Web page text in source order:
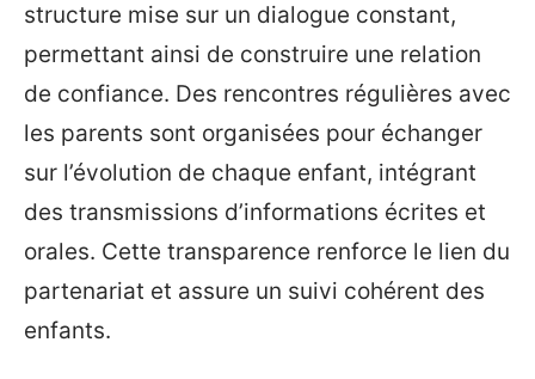
structure mise sur un dialogue constant,
permettant ainsi de construire une relation
de confiance. Des rencontres régulières avec
les parents sont organisées pour échanger
sur l’évolution de chaque enfant, intégrant
des transmissions d’informations écrites et
orales. Cette transparence renforce le lien du
partenariat et assure un suivi cohérent des
enfants.